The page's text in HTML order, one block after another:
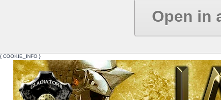
Open in
{ COOKIE_INFO }